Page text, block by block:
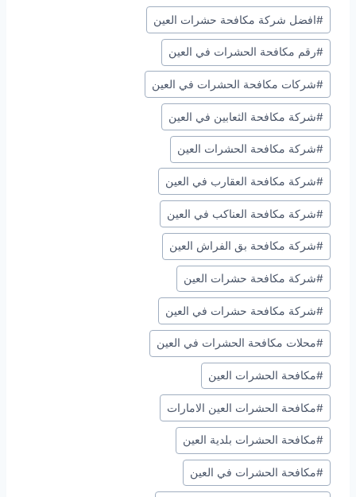
Post
Tags:
#افضل شركة مكافحة حشرات العين
#رقم مكافحة الحشرات في العين
#شركات مكافحة الحشرات في العين
#شركة مكافحة الثعابين في العين
#شركة مكافحة الحشرات العين
#شركة مكافحة العقارب في العين
#شركة مكافحة العناكب في العين
#شركة مكافحة بق الفراش العين
#شركة مكافحة حشرات العين
#شركة مكافحة حشرات في العين
#محلات مكافحة الحشرات في العين
#مكافحة الحشرات العين
#مكافحة الحشرات العين الامارات
#مكافحة الحشرات بلدية العين
#مكافحة الحشرات في العين